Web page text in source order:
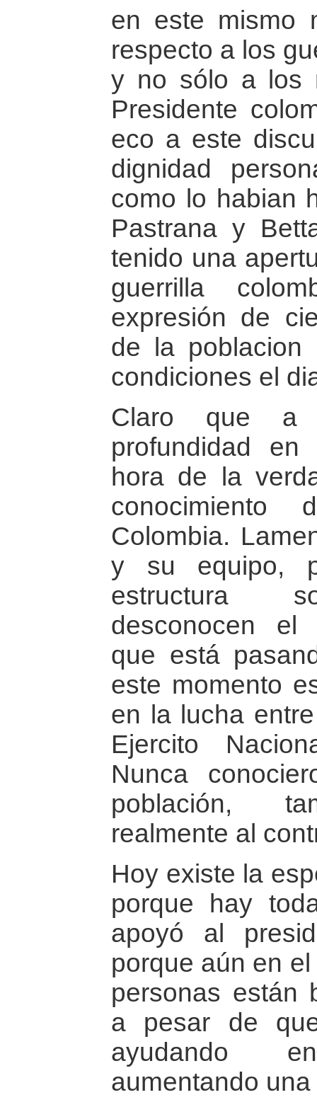
en este mismo
respecto a los
y no sólo a los
Presidente
eco a este
dignidad
como lo habian
Pastrana y
tenido una
guerrilla
expresión de
de la poblacion
condiciones el
Claro que a
profundidad
hora de la
Colombia.
y su equipo,
estructura
desconocen el
que está
este momento
en la lucha
Ejercito
Nunca
población,
realmente al
Hoy existe la
porque hay
apoyó al
porque aún en
personas están
a pesar de
ayudando
aumentando